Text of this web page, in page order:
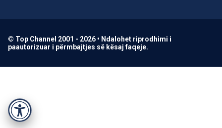
Accessibility
© Top Channel 2001 - 2026 • Ndalohet riprodhimi i
paautorizuar i përmbajtjes së kësaj faqeje.